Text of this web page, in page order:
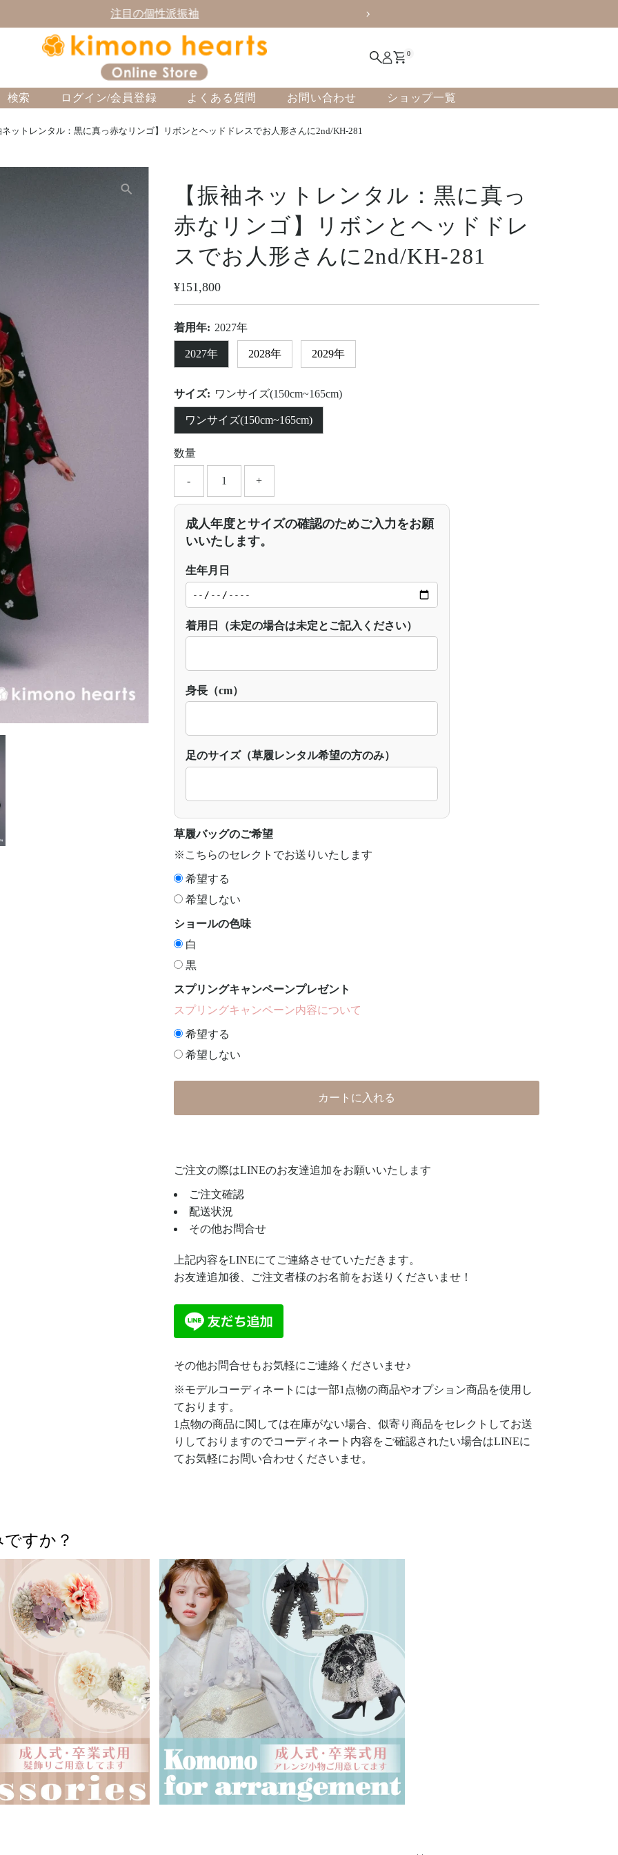
注目の個性派振袖
0
検索 ログイン/会員登録 よくある質問 お問い合わせ ショップ一覧
ットレンタル：黒に真っ赤なリンゴ】リボンとヘッドドレスでお人形さんに2nd/KH-281
【振袖ネットレンタル：黒に真っ
赤なリンゴ】リボンとヘッドドレ
スでお人形さんに2nd/KH-281
定
価
¥151,800
着用年: 2027年
2027年 2028年 2029年
サイズ: ワンサイズ(150cm~165cm)
ワンサイズ(150cm~165cm)
数量
- +
成人年度とサイズの確認のためご入力をお願
いいたします。
生年月日
着用日（未定の場合は未定とご記入ください）
身長（cm）
足のサイズ（草履レンタル希望の方のみ）
草履バッグのご希望
※こちらのセレクトでお送りいたします
希望する
希望しない
ショールの色味
白
黒
スプリングキャンペーンプレゼント
スプリングキャンペーン内容について
希望する
希望しない
カートに入れる
ご注文の際はLINEのお友達追加をお願いいたします
ご注文確認
配送状況
その他お問合せ
上記内容をLINEにてご連絡させていただきます。
お友達追加後、ご注文者様のお名前をお送りくださいませ！
その他お問合せもお気軽にご連絡くださいませ♪
※モデルコーディネートには一部1点物の商品やオプション商品を使用し
ております。
1点物の商品に関しては在庫がない場合、似寄り商品をセレクトしてお送
りしておりますのでコーディネート内容をご確認されたい場合はLINEに
てお気軽にお問い合わせくださいませ。
すか？